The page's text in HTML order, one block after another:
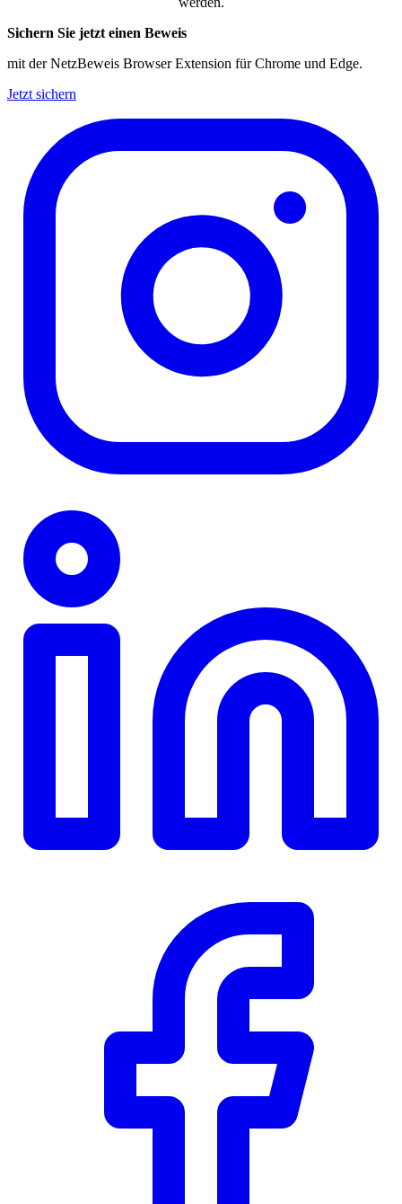
Sichern Sie jetzt einen Beweis
mit der NetzBeweis Browser Extension für Chrome und Edge.
Jetzt sichern